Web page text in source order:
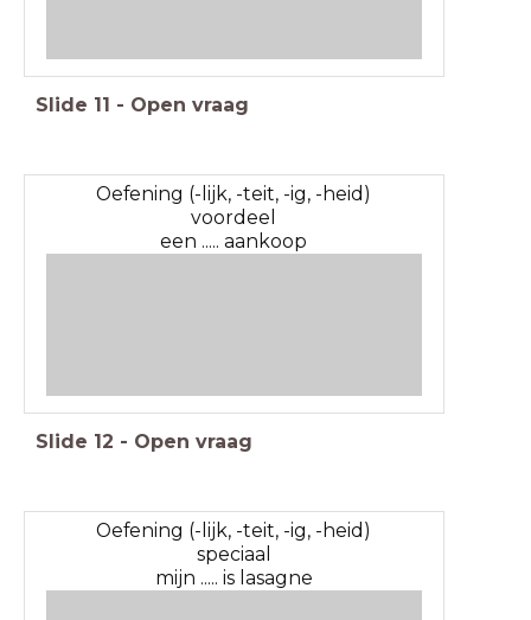
Slide 11 - Open vraag
Oefening (-lijk, -teit, -ig, -heid)
voordeel
een ..... aankoop
Slide 12 - Open vraag
Oefening (-lijk, -teit, -ig, -heid)
speciaal
mijn ..... is lasagne